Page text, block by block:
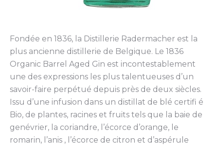
Fondée en 1836, la Distillerie Radermacher est la
plus ancienne distillerie de Belgique. Le 1836
Organic Barrel Aged Gin est incontestablement
une des expressions les plus talentueuses d’un
savoir-faire perpétué depuis près de deux siècles.
Issu d’une infusion dans un distillat de blé certifi é
Bio, de plantes, racines et fruits tels que la baie de
genévrier, la coriandre, l’écorce d’orange, le
romarin, l’anis , l’écorce de citron et d’aspérule